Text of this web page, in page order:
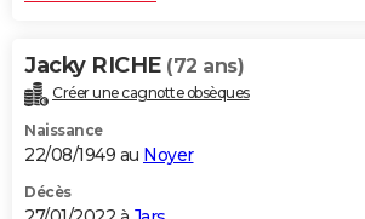
Jacky RICHE (72 ans)
Créer une cagnotte obsèques
Naissance
22/08/1949 au Noyer
Décès